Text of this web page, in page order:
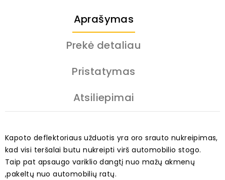
Aprašymas
Prekė detaliau
Pristatymas
Atsiliepimai
Kapoto deflektoriaus užduotis yra oro srauto nukreipimas,
kad visi teršalai butu nukreipti virš automobilio stogo.
Taip pat apsaugo variklio dangtį nuo mažų akmenų
,pakeltų nuo automobilių ratų.